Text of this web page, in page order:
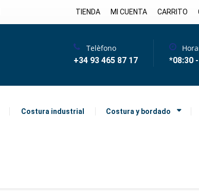
TIENDA MI CUENTA CARRITO
Costura industrial Costura y bordado
Telèfono
+34 93 465 87 17
*08:30